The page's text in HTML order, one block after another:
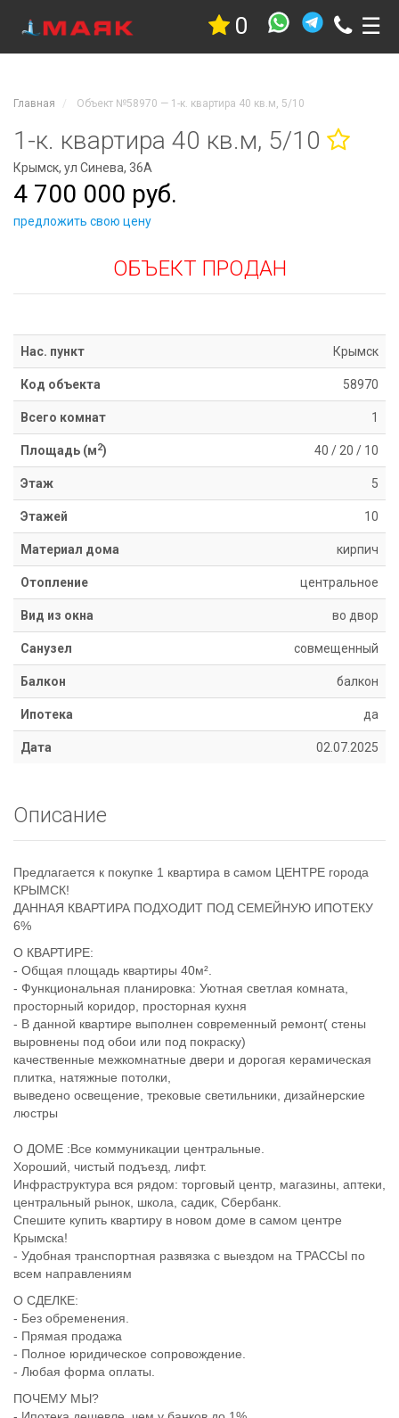
0 ☰
Недвижимость
Участки
Коммерческая
Дачи
Гаражи
Услуги
Коттеджные
поселки
Новостройки
Информация
Ипотека
Риэлторские
услуги
Продать
недвижимость
Сопровождение
ипотеки
Юридические
услуги
Статьи
Контакты
8
800
550
80
918
670
14
Главная Объект №58970 — 1-к. квартира 40 кв.м, 5/10
1-к. квартира 40 кв.м, 5/10
Крымск, ул Синева, 36А
4 700 000 руб.
предложить свою цену
ОБЪЕКТ ПРОДАН
Нас. пункт Крымск
Код объекта 58970
Всего комнат 1
Площадь (м2) 40 / 20 / 10
Этаж 5
Этажей 10
Материал дома кирпич
Отопление центральное
Вид из окна во двор
Санузел совмещенный
Балкон балкон
Ипотека да
Дата 02.07.2025
Описание
Предлагается к покупке 1 квартира в самом ЦЕНТРЕ города
КРЫМСК!
ДАННАЯ КВАРТИРА ПОДХОДИТ ПОД СЕМЕЙНУЮ ИПОТЕКУ
6%
О КВАРТИРЕ:
- Общая площадь квартиры 40м².
- Функциональная планировка: Уютная светлая комната,
просторный коридор, просторная кухня
- В данной квартире выполнен современный ремонт( стены
выровнены под обои или под покраску)
качественные межкомнатные двери и дорогая керамическая
плитка, натяжные потолки,
выведено освещение, трековые светильники, дизайнерские
люстры
О ДОМЕ :Все коммуникации центральные.
Хороший, чистый подъезд, лифт.
Инфраструктура вся рядом: торговый центр, магазины, аптеки,
центральный рынок, школа, садик, Сбербанк.
Спешите купить квартиру в новом доме в самом центре
Крымска!
- Удобная транспортная развязка с выездом на ТРАССЫ по
всем направлениям
О СДЕЛКЕ:
- Без обременения.
- Прямая продажа
- Полное юридическое сопровождение.
- Любая форма оплаты.
ПОЧЕМУ МЫ?